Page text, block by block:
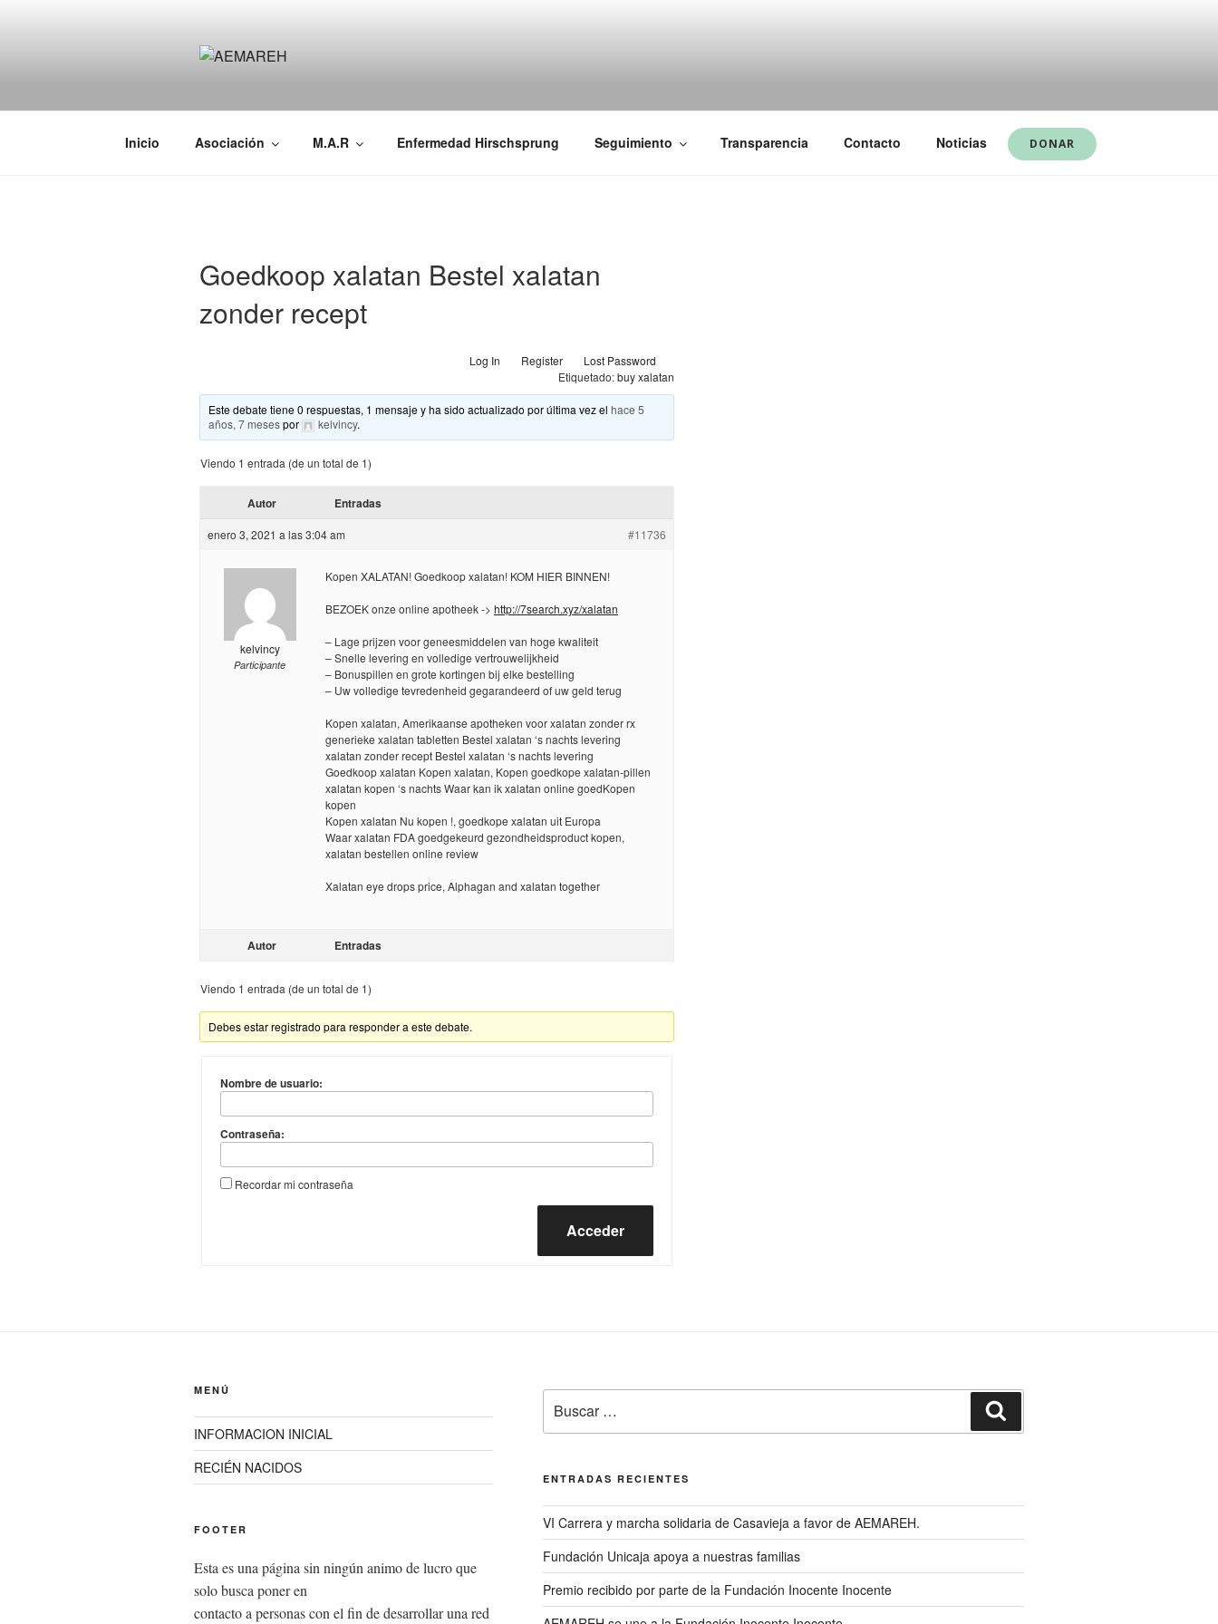
Inicio Asociación M.A.R Enfermedad Hirschsprung Seguimiento Transparencia Contacto Noticias DONAR
Goedkoop xalatan Bestel xalatan
zonder recept
Log In Register
Lost Password
Etiquetado:buy xalatan
Este debate tiene 0 respuestas, 1 mensaje y ha sido actualizado por última vez elhace 5
años, 7 mesespor kelvincy.
Viendo 1 entrada (de un total de 1)
Autor Entradas
enero 3, 2021 a las 3:04 am #11736
kelvincy
Participante
Kopen XALATAN! Goedkoop xalatan! KOM HIER BINNEN!
BEZOEK onze online apotheek -> http://7search.xyz/xalatan
– Lage prijzen voor geneesmiddelen van hoge kwaliteit
– Snelle levering en volledige vertrouwelijkheid
– Bonuspillen en grote kortingen bij elke bestelling
– Uw volledige tevredenheid gegarandeerd of uw geld terug
Kopen xalatan, Amerikaanse apotheken voor xalatan zonder rx
generieke xalatan tabletten Bestel xalatan ‘s nachts levering
xalatan zonder recept Bestel xalatan ‘s nachts levering
Goedkoop xalatan Kopen xalatan, Kopen goedkope xalatan-pillen
xalatan kopen ‘s nachts Waar kan ik xalatan online goedKopen
kopen
Kopen xalatan Nu kopen !, goedkope xalatan uit Europa
Waar xalatan FDA goedgekeurd gezondheidsproduct kopen,
xalatan bestellen online review
Xalatan eye drops price, Alphagan and xalatan together
Autor Entradas
Viendo 1 entrada (de un total de 1)
Debes estar registrado para responder a este debate.
Nombre de usuario:
Contraseña:
Recordar mi contraseña
Acceder
MENÚ
INFORMACION INICIAL
RECIÉN NACIDOS
FOOTER
Esta es una página sin ningún animo de lucro que
solo busca poner en
contacto a personas con el fin de desarrollar una red
por:
ENTRADAS RECIENTES
VI Carrera y marcha solidaria de Casavieja a favor de AEMAREH.
Fundación Unicaja apoya a nuestras familias
Premio recibido por parte de la Fundación Inocente Inocente